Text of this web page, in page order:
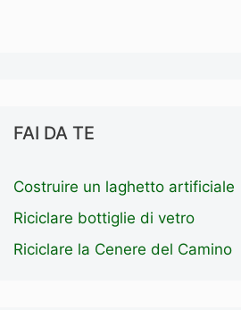
FAI DA TE
Costruire un laghetto artificiale
Riciclare bottiglie di vetro
Riciclare la Cenere del Camino